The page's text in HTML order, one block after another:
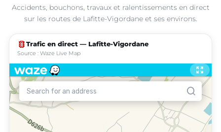
Accidents, bouchons, travaux et ralentissements en direct
sur les routes de Lafitte-Vigordane et ses environs.
traffic Trafic en direct — Lafitte-Vigordane
Source : Waze Live Map